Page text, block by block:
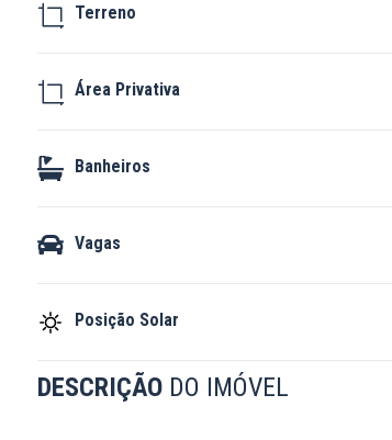
Terreno
Área Privativa
Banheiros
Vagas
Posição Solar
DESCRIÇÃO DO IMÓVEL